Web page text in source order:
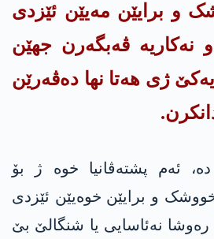
و برایێن مەیێن ئێزدی
نەکاریە ڤەبگەرن جهێن
ژی هەتا نها دەڤەرێن
ئەم پشتەڤانیا خوە ژ بۆ
و برایێن خوەیێن ئێزدی
نەئاسایی یا شنگالێ بێ